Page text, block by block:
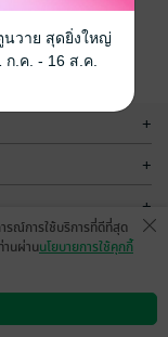
+
+
+
วิธีการใช้งาน ติดต่อเรา
รณ์การใช้บริการที่ดีที่สุด
านผ่านนโยบายการใช้คุกกี้
นวาย สุดยิ่งใหญ่
.ค. - 16 ส.ค.